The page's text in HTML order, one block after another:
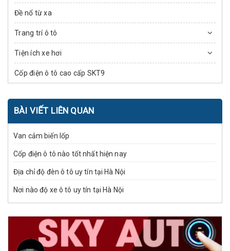
Đề nổ từ xa
Trang trí ô tô
Tiện ích xe hơi
Cốp điện ô tô cao cấp SKT9
BÀI VIẾT LIÊN QUAN
Van cảm biến lốp
Cốp điện ô tô nào tốt nhất hiện nay
Địa chỉ độ đèn ô tô uy tín tại Hà Nội
Nơi nào độ xe ô tô uy tín tại Hà Nội